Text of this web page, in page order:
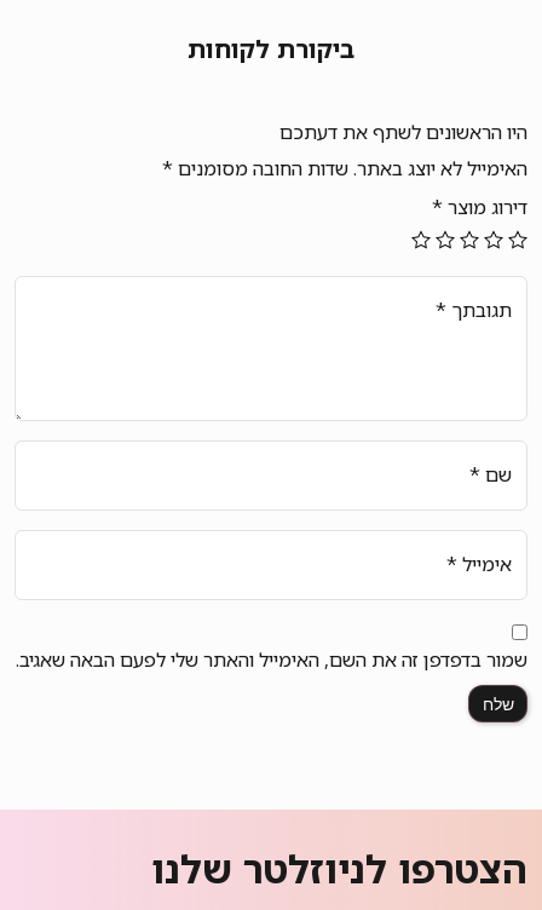
ביקורת לקוחות
היו הראשונים לשתף את דעתכם
האימייל לא יוצג באתר.שדות החובה מסומנים *
דירוג מוצר *
תגובתך *
שם *
אימייל *
שמור בדפדפן זה את השם, האימייל והאתר שלי לפעם הבאה שאגיב.
הצטרפו לניוזלטר שלנו